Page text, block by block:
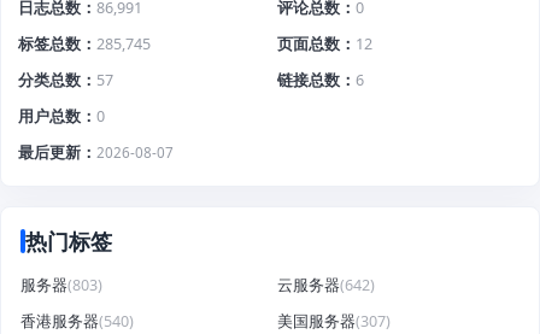
日志总数 86,991 评论总数
0
标签总数
285,745 页面总数
12
分类总数
57 链接总数
6
用户总数
0
最后更新
2026-08-07
热门标签
服务器(803) 云服务器(642)
香港服务器(540) 美国服务器(307)